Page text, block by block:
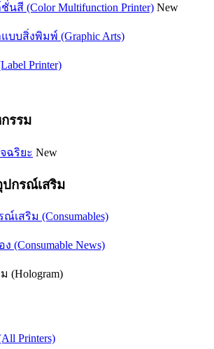
สี (Color Multifunction Printer) New
บสิ่งพิมพ์ (Graphic Arts)
Printer)
รรม
ฉริยะ New
กรณ์เสริม
เสริม (Consumables)
(Consumable News)
(Hologram)
Printers)